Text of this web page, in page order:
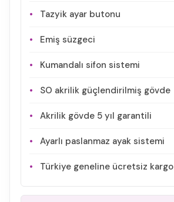
Tazyik ayar butonu
Emiş süzgeci
Kumandalı sifon sistemi
SO akrilik güçlendirilmiş gövde
Akrilik gövde 5 yıl garantili
Ayarlı paslanmaz ayak sistemi
Türkiye geneline ücretsiz kargo